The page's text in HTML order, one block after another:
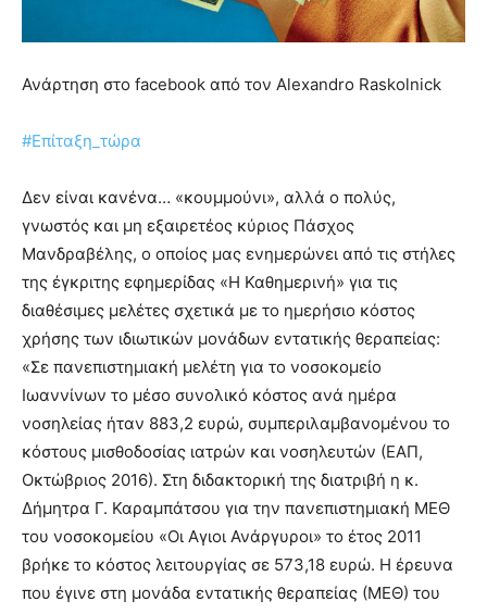
of
pornhun
porn
Ανάρτηση στο facebook από τον Alexandro Raskolnick
#Επίταξη_τώρα
Δεν είναι κανένα… «κουμμούνι», αλλά ο πολύς,
γνωστός και μη εξαιρετέος κύριος Πάσχος
Μανδραβέλης, ο οποίος μας ενημερώνει από τις στήλες
της έγκριτης εφημερίδας «Η Καθημερινή» για τις
διαθέσιμες μελέτες σχετικά με το ημερήσιο κόστος
χρήσης των ιδιωτικών μονάδων εντατικής θεραπείας:
«Σε πανεπιστημιακή μελέτη για το νοσοκομείο
Ιωαννίνων το μέσο συνολικό κόστος ανά ημέρα
νοσηλείας ήταν 883,2 ευρώ, συμπεριλαμβανομένου το
κόστους μισθοδοσίας ιατρών και νοσηλευτών (ΕΑΠ,
Οκτώβριος 2016). Στη διδακτορική της διατριβή η κ.
Δήμητρα Γ. Καραμπάτσου για την πανεπιστημιακή ΜΕΘ
του νοσοκομείου «Οι Αγιοι Ανάργυροι» το έτος 2011
βρήκε το κόστος λειτουργίας σε 573,18 ευρώ. Η έρευνα
που έγινε στη μονάδα εντατικής θεραπείας (ΜΕΘ) του